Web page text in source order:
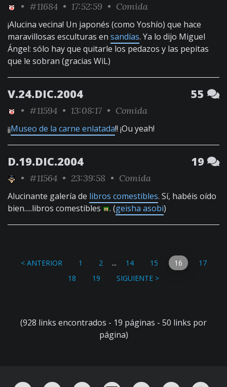
• #11684 • 17:52:59 • Comida
¡Alucina vecina! Un japonés (como Yoshío) que hace
maravillosas esculturas en sandías. Ya lo dijo Miguel
Ángel: sólo hay que quitarle los pedazos y las pepitas
que le sobran (gracias WiL)
V.24.DIC.2004 55
• #11594 • 13:08:17 • Comida
¡¡Museo de la carne enlatada!! ¡Ou yeah!
D.19.DIC.2004 19
• #11564 • 23:39:58 • Comida
Alucinante galería de libros comestibles. Sí, habéis oído
bien.....libros comestibles
. (geisha asobi)
< ANTERIOR 1 2 ... 14 15 16
17
18
19 SIGUIENTE >
(928 links encontrados - 19 páginas - 50 links por
página)